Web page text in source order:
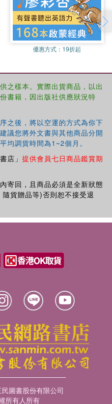
優惠方式： 19折起
之樣本。實際出貨商品，以出
書籍，因出版社供應狀況特
之後，將以空運的方式為你下
議您將外文書與其他商品分開
均調貨時間為1~2個月。
店」 提供會員七日商品鑑賞期
寄回，且商品必須是全新狀態
貨贈品等)否則恕不接受退
圖書股份有限公司
所有人所有